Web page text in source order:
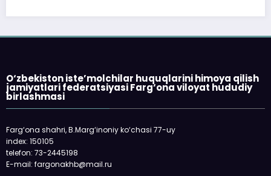
«Faqat naqd pul» degan gapga o‘rin